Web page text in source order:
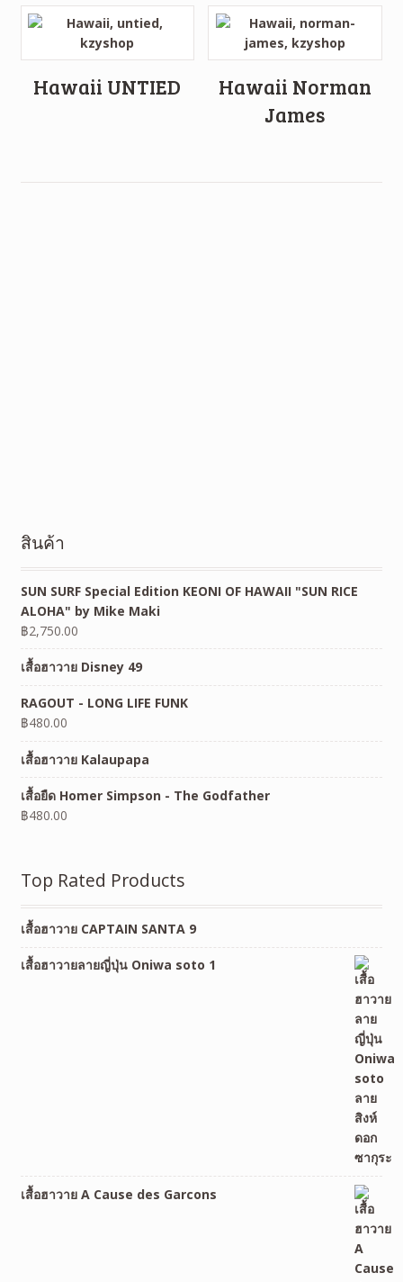
Hawaii UNTIED
Hawaii Norman
James
สินค้า
SUN SURF Special Edition KEONI OF HAWAII "SUN RICE
ALOHA" by Mike Maki
฿2,750.00
เสื้อฮาวาย Disney 49
RAGOUT - LONG LIFE FUNK
฿480.00
เสื้อฮาวาย Kalaupapa
เสื้อยืด Homer Simpson - The Godfather
฿480.00
Top Rated Products
เสื้อฮาวาย CAPTAIN SANTA 9
เสื้อฮาวายลายญี่ปุ่น Oniwa soto 1
เสื้อฮาวาย A Cause des Garcons